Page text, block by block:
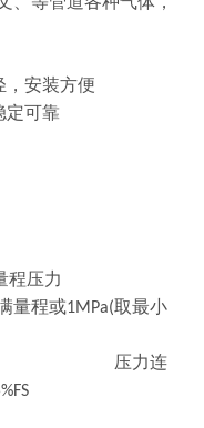
，安装方便
定可靠
量程压力
量程或1MPa(取最小
差压 压力连